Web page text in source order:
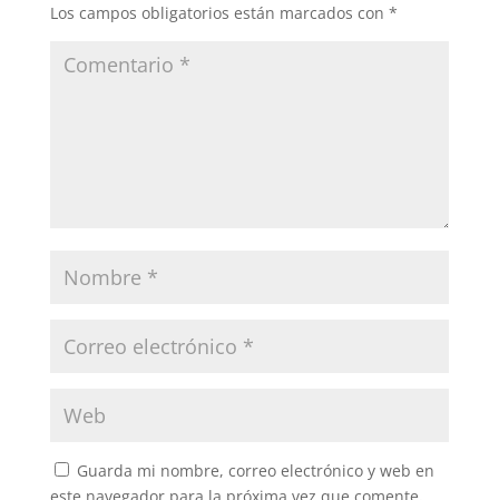
Los campos obligatorios están marcados con *
Guarda mi nombre, correo electrónico y web en